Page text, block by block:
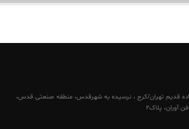
کیلومتر 19 جاده قدیم تهران/کرج ، نرسیده به شهرقدس، منطقه صنعتی قدس،
آوران، پلاک2